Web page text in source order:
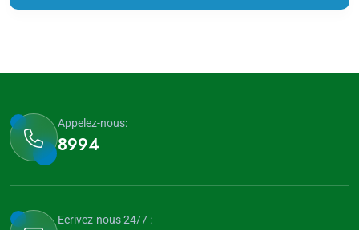
Appelez-nous:
8994
Ecrivez-nous 24/7 :